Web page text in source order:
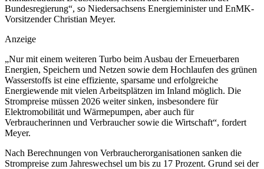
Bundesregierung“, so Niedersachsens Energieminister und EnMK-
Vorsitzender Christian Meyer.
Anzeige
„Nur mit einem weiteren Turbo beim Ausbau der Erneuerbaren
Energien, Speichern und Netzen sowie dem Hochlaufen des grünen
Wasserstoffs ist eine effiziente, sparsame und erfolgreiche
Energiewende mit vielen Arbeitsplätzen im Inland möglich. Die
Strompreise müssen 2026 weiter sinken, insbesondere für
Elektromobilität und Wärmepumpen, aber auch für
Verbraucherinnen und Verbraucher sowie die Wirtschaft“, fordert
Meyer.
Nach Berechnungen von Verbraucherorganisationen sanken die
Strompreise zum Jahreswechsel um bis zu 17 Prozent. Grund sei der